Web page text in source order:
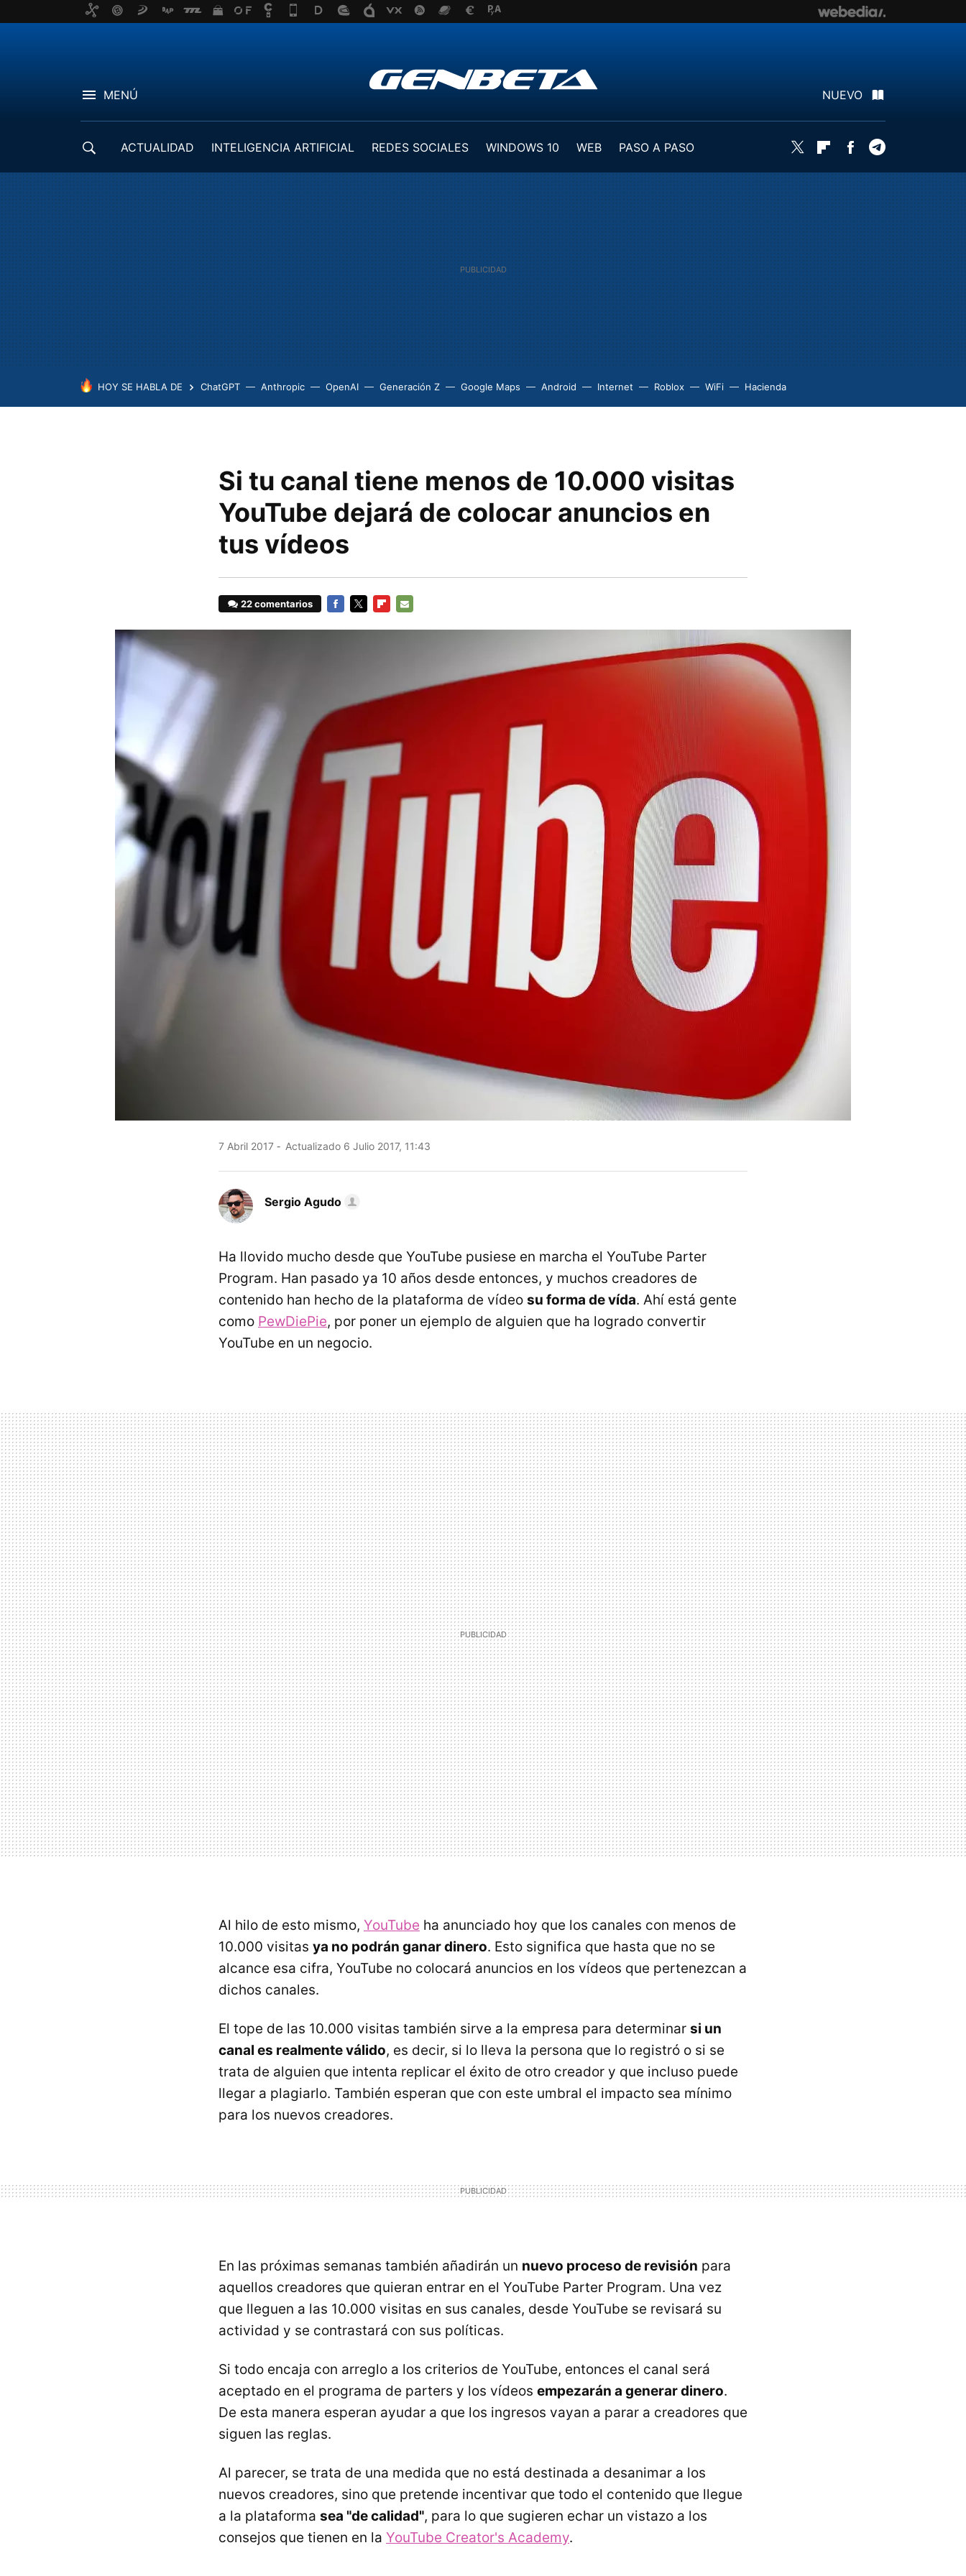
MENÚ NUEVO
ACTUALIDAD INTELIGENCIA ARTIFICIAL REDES SOCIALES WINDOWS 10 WEB
PASO A PASO
Twitter FlipboardFacebook
HOY SE HABLA DE ChatGPT Anthropic OpenAI Generación Z Google Maps Android Internet Roblox WiFi Hacienda
Si tu canal tiene menos de 10.000 visitas
YouTube dejará de colocar anuncios en
tus vídeos
22 comentarios
7 Abril 2017 Actualizado 6 Julio 2017, 11:43
Sergio Agudo
Ha llovido mucho desde que YouTube pusiese en marcha el YouTube Parter
Program. Han pasado ya 10 años desde entonces, y muchos creadores de
contenido han hecho de la plataforma de vídeo su forma de vída. Ahí está gente
como PewDiePie, por poner un ejemplo de alguien que ha logrado convertir
YouTube en un negocio.
Al hilo de esto mismo, YouTube ha anunciado hoy que los canales con menos de
10.000 visitas ya no podrán ganar dinero. Esto significa que hasta que no se
alcance esa cifra, YouTube no colocará anuncios en los vídeos que pertenezcan a
dichos canales.
El tope de las 10.000 visitas también sirve a la empresa para determinar si un
canal es realmente válido, es decir, si lo lleva la persona que lo registró o si se
trata de alguien que intenta replicar el éxito de otro creador y que incluso puede
llegar a plagiarlo. También esperan que con este umbral el impacto sea mínimo
para los nuevos creadores.
En las próximas semanas también añadirán un nuevo proceso de revisión para
aquellos creadores que quieran entrar en el YouTube Parter Program. Una vez
que lleguen a las 10.000 visitas en sus canales, desde YouTube se revisará su
actividad y se contrastará con sus políticas.
Si todo encaja con arreglo a los criterios de YouTube, entonces el canal será
aceptado en el programa de parters y los vídeos empezarán a generar dinero.
De esta manera esperan ayudar a que los ingresos vayan a parar a creadores que
siguen las reglas.
Al parecer, se trata de una medida que no está destinada a desanimar a los
nuevos creadores, sino que pretende incentivar que todo el contenido que llegue
a la plataforma sea "de calidad", para lo que sugieren echar un vistazo a los
consejos que tienen en la YouTube Creator's Academy.